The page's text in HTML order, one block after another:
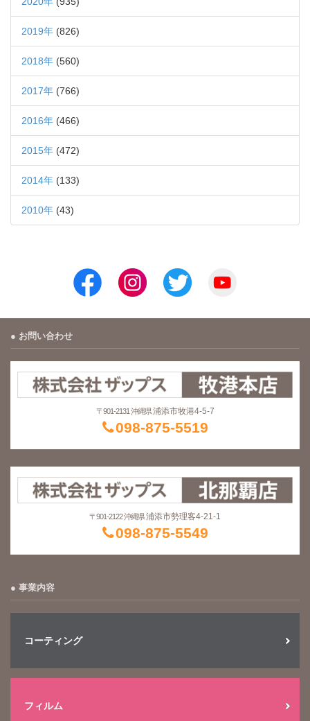
2019年 (826)
2018年 (560)
2017年 (766)
2016年 (466)
2015年 (472)
2014年 (133)
2010年 (43)
お問い合わせ
〒901-2131 沖縄県 浦添市牧港4-5-7
098-875-5519
〒901-2122 沖縄県浦添市勢理客4-21-1
098-875-5549
事業内容
コーティング
フィルム